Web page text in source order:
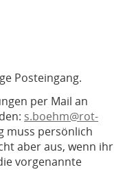
Posteingang.
per Mail an
s.boehm@rot-
muss persönlich
aber aus, wenn ihr
vorgenannte